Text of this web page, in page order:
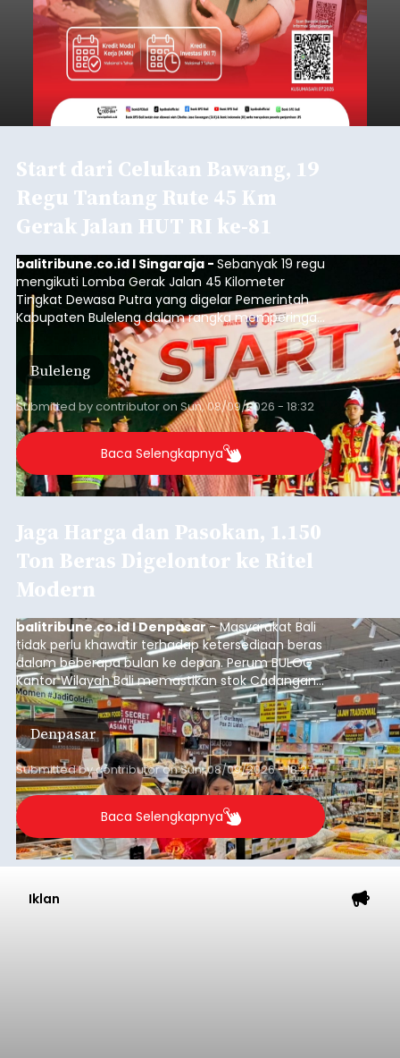
Start dari Celukan Bawang, 19
Regu Tantang Rute 45 Km
Gerak Jalan HUT RI ke-81
balitribune.co.id I Singaraja - Sebanyak 19 regu
mengikuti Lomba Gerak Jalan 45 Kilometer
Tingkat Dewasa Putra yang digelar Pemerintah
Kabupaten Buleleng dalam rangka memperingati
HUT ke-81 Kemerdekaan Republik Indonesia.
Lomba resmi dimulai dari Lapangan Sepak Bola
Desa Celukan Bawang, Sabtu (8/8/2026) malam.
Buleleng
Submitted bycontributoron Sun, 08/09/2026 - 18:32
Baca Selengkapnya
Jaga Harga dan Pasokan, 1.150
Ton Beras Digelontor ke Ritel
Modern
balitribune.co.id I Denpasar- Masyarakat Bali
tidak perlu khawatir terhadap ketersediaan beras
dalam beberapa bulan ke depan. Perum BULOG
Kantor Wilayah Bali memastikan stok Cadangan
Beras Pemerintah (CBP) masih dalam kondisi
aman, bahkan diproyeksikan mampu memenuhi
kebutuhan masyarakat hingga sekitar 10 bulan.
Denpasar
Submitted bycontributoronSun, 08/09/2026 - 18:27
Baca Selengkapnya
Iklan